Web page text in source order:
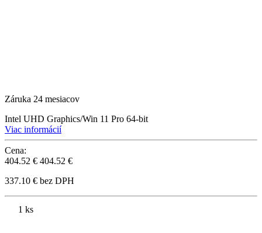
Záruka 24 mesiacov
Intel UHD Graphics/Win 11 Pro 64-bit
Viac informácií
Cena:
404.52 € 404.52 €
337.10 € bez DPH
1 ks